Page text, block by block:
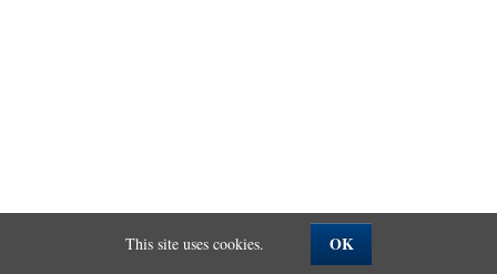
This site uses cookies. OK